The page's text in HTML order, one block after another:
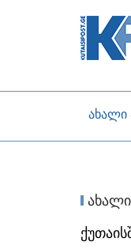
ახალი
ახალი